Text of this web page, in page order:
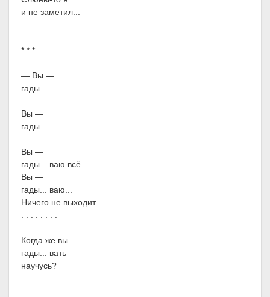
и не заметил...
* * *
— Вы —
гады...
Вы —
гады...
Вы —
гады... ваю всё...
Вы —
гады... ваю...
Ничего не выходит.
. . . . . . . .
Когда же вы —
гады... вать
научусь?